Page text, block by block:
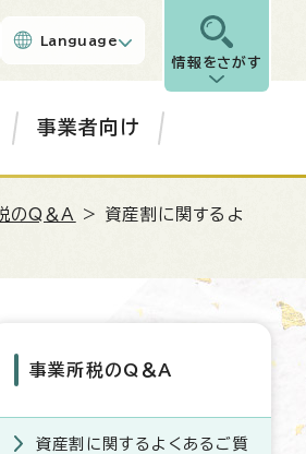
Language
情報をさがす
事業者向け
のQ＆A
> 資産割に関するよ
事業所税のQ＆A
資産割に関するよくあるご質